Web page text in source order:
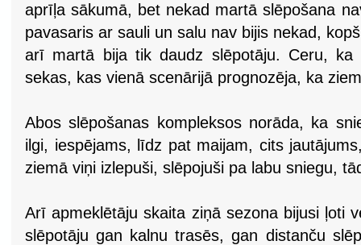
aprīļa sākumā, bet nekad martā slēpošana
pavasaris ar sauli un salu nav bijis nekad,
arī martā bija tik daudz slēpotāju. Ceru, ka
sekas, kas vienā scenārijā prognozēja, ka
Abos slēpošanas kompleksos norāda, ka
ilgi, iespējams, līdz pat maijam, cits
ziemā viņi izlepuši, slēpojuši pa labu sniegu,
Arī apmeklētāju skaita ziņā sezona bijusi ļoti
slēpotāju gan kalnu trasēs, gan distanču